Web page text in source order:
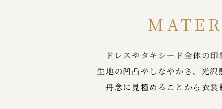
ドレスやタキシード全体の
生地の凹凸やしなやかさ、光
丹念に見極めることから衣